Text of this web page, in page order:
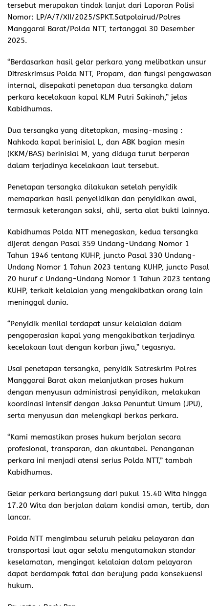
tersebut merupakan tindak lanjut dari Laporan Polisi
Nomor: LP/A/7/XII/2025/SPKT.Satpolairud/Polres
Manggarai Barat/Polda NTT, tertanggal 30 Desember
2025.
“Berdasarkan hasil gelar perkara yang melibatkan unsur
Ditreskrimsus Polda NTT, Propam, dan fungsi pengawasan
internal, disepakati penetapan dua tersangka dalam
perkara kecelakaan kapal KLM Putri Sakinah,” jelas
Kabidhumas.
Dua tersangka yang ditetapkan, masing-masing :
Nahkoda kapal berinisial L, dan ABK bagian mesin
(KKM/BAS) berinisial M, yang diduga turut berperan
dalam terjadinya kecelakaan laut tersebut.
Penetapan tersangka dilakukan setelah penyidik
memaparkan hasil penyelidikan dan penyidikan awal,
termasuk keterangan saksi, ahli, serta alat bukti lainnya.
Kabidhumas Polda NTT menegaskan, kedua tersangka
dijerat dengan Pasal 359 Undang-Undang Nomor 1
Tahun 1946 tentang KUHP, juncto Pasal 330 Undang-
Undang Nomor 1 Tahun 2023 tentang KUHP, juncto Pasal
20 huruf c Undang-Undang Nomor 1 Tahun 2023 tentang
KUHP, terkait kelalaian yang mengakibatkan orang lain
meninggal dunia.
“Penyidik menilai terdapat unsur kelalaian dalam
pengoperasian kapal yang mengakibatkan terjadinya
kecelakaan laut dengan korban jiwa,” tegasnya.
Usai penetapan tersangka, penyidik Satreskrim Polres
Manggarai Barat akan melanjutkan proses hukum
dengan menyusun administrasi penyidikan, melakukan
koordinasi intensif dengan Jaksa Penuntut Umum (JPU),
serta menyusun dan melengkapi berkas perkara.
“Kami memastikan proses hukum berjalan secara
profesional, transparan, dan akuntabel. Penanganan
perkara ini menjadi atensi serius Polda NTT,” tambah
Kabidhumas.
Gelar perkara berlangsung dari pukul 15.40 Wita hingga
17.20 Wita dan berjalan dalam kondisi aman, tertib, dan
lancar.
Polda NTT mengimbau seluruh pelaku pelayaran dan
transportasi laut agar selalu mengutamakan standar
keselamatan, mengingat kelalaian dalam pelayaran
dapat berdampak fatal dan berujung pada konsekuensi
hukum.